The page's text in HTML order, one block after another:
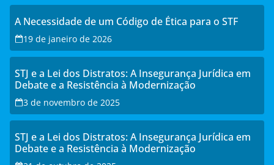
A Necessidade de um Código de Ética para o STF
19 de janeiro de 2026
STJ e a Lei dos Distratos: A Insegurança Jurídica em
Debate e a Resistência à Modernização
3 de novembro de 2025
STJ e a Lei dos Distratos: A Insegurança Jurídica em
Debate e a Resistência à Modernização